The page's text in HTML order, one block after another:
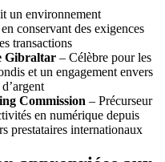
un environnement
conservant des exigences
transactions
Gibraltar – Célèbre pour les
et un engagement envers
Commission – Précurseur
en numérique depuis
prestataires internationaux